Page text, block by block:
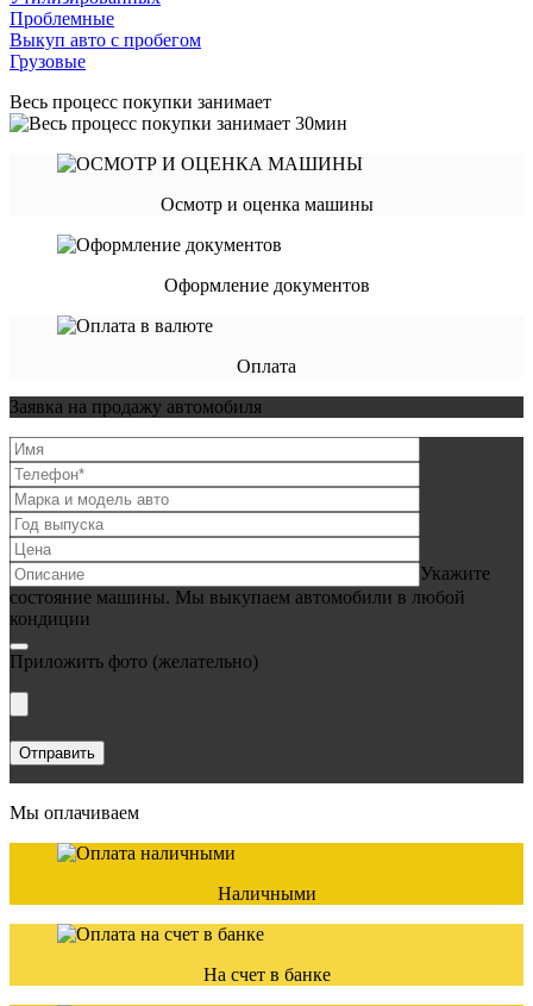
Проблемные
Выкуп авто с пробегом
Грузовые
Весь процесс покупки занимает
Осмотр и оценка машины
Оформление документов
Оплата
Заявка на продажу автомобиля
Укажите
состояние машины. Мы выкупаем автомобили в любой
кондиции
Приложить фото (желательно)
Мы оплачиваем
Наличными
На счет в банке